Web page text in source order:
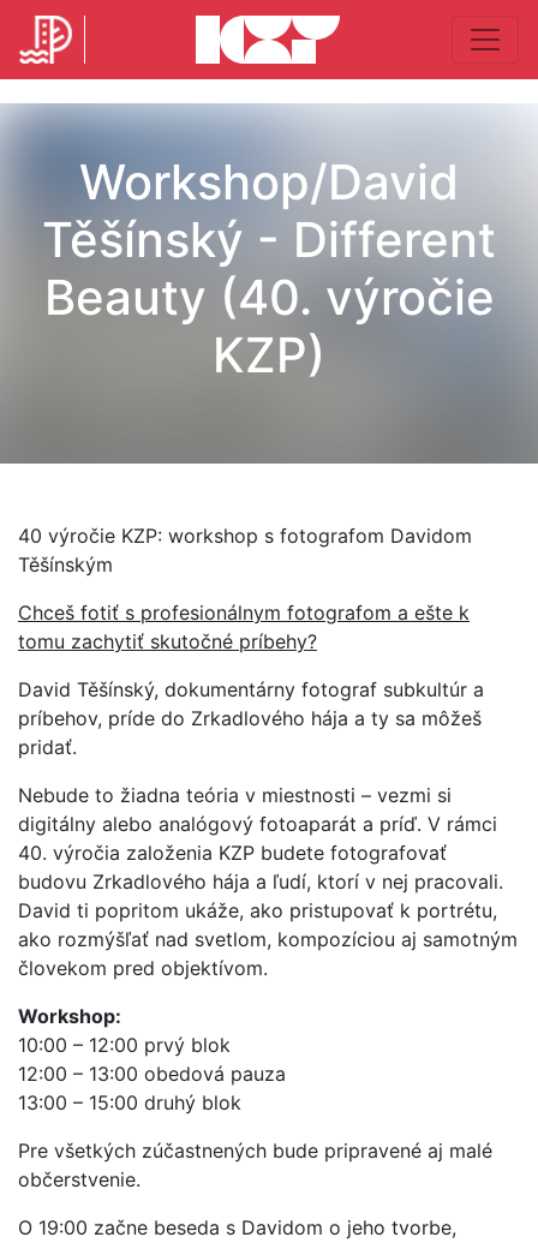
Workshop/David
Těšínský - Different
Beauty (40. výročie
KZP)
40 výročie KZP: workshop s fotografom Davidom
Těšínským
Chceš fotiť s profesionálnym fotografom a ešte k
tomu zachytiť skutočné príbehy?
David Těšínský, dokumentárny fotograf subkultúr a
príbehov, príde do Zrkadlového hája a ty sa môžeš
pridať.
Nebude to žiadna teória v miestnosti – vezmi si
digitálny alebo analógový fotoaparát a príď. V rámci
40. výročia založenia KZP budete fotografovať
budovu Zrkadlového hája a ľudí, ktorí v nej pracovali.
David ti popritom ukáže, ako pristupovať k portrétu,
ako rozmýšľať nad svetlom, kompozíciou aj samotným
človekom pred objektívom.
Workshop:
10:00 – 12:00 prvý blok
12:00 – 13:00 obedová pauza
13:00 – 15:00 druhý blok
Pre všetkých zúčastnených bude pripravené aj malé
občerstvenie.
O 19:00 začne beseda s Davidom o jeho tvorbe,